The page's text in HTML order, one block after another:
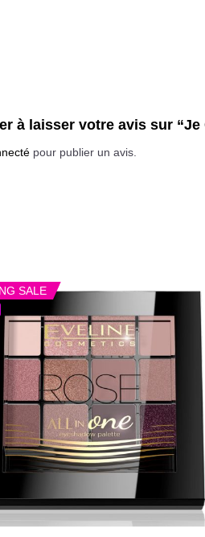
à laisser votre avis sur
pour publier un avis.
SALE